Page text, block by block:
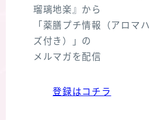
瑠璃地楽』から
「薬膳プチ情報（アロマ
ズ付き）」の
メルマガを配信
登録はコチラ